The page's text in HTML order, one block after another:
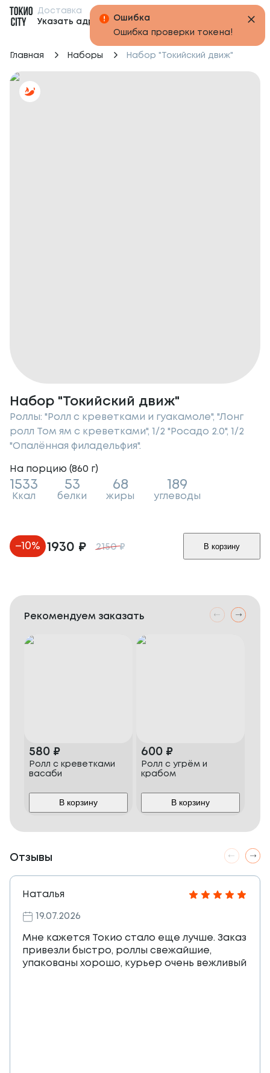
Доставка
Указать адрес
Главная Наборы Набор "Токийский движ"
Набор "Токийский движ"
Роллы: "Ролл с креветками и гуакамоле", "Лонг
ролл Том ям с креветками", 1/2 "Росадо 2.0", 1/2
"Опалённая филадельфия".
На порцию (860 г)
1533
Ккал
53
белки
68
жиры
189
углеводы
–10% 1930 ₽ 2150₽ В корзину
Рекомендуем заказать
580 ₽
Ролл с креветками
васаби
В корзину
600 ₽
Ролл с угрём и
крабом
В корзину
Отзывы
Наталья
19.07.2026
Мне кажется Токио стало еще лучше. Заказ
привезли быстро, роллы свежайшие,
упакованы хорошо, курьер очень вежливый